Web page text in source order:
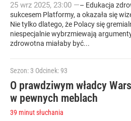
25 wrz 2025, 23:00 —– Edukacja
sukcesem Platformy, a okazała się
Nie tylko dlatego, że Polacy się
niespecjalnie wybrzmiewają
zdrowotna miałaby być...
Sezon: 3 Odcinek: 93
O prawdziwym władcy
w pewnych meblach
39 minut słuchania